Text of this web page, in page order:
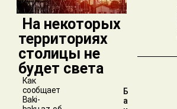
​ На некоторых
территориях
столицы не
будет света
Как
сообщает
Baki-
Б
а